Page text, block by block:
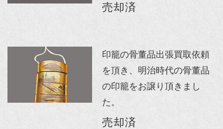
売却済
印籠の骨董品出張買取依頼
を頂き、明治時代の骨董品
の印籠をお譲り頂きまし
た。
売却済